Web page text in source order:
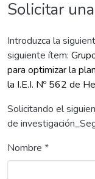
Solicitar
Introduzca la
siguiente ítem:
para optimizar la
la I.E.I. Nº 562 de
Solicitando el
de
Nombre *